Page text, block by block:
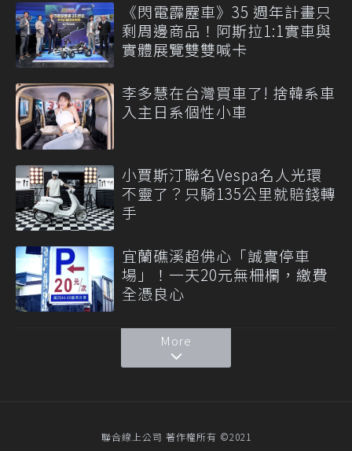
《閃電霹靂車》35 週年計畫只
剩周邊商品！阿斯拉1:1實車與
實體展覽雙雙喊卡
李多慧在台灣買車了! 捨韓系車
入主日系個性小車
小賈斯汀聯名Vespa名人光環
不靈了？只騎135公里就賠錢轉
手
宜蘭礁溪超佛心「誠實停車
場」！一天20元無柵欄，繳費
全憑良心
More
聯合線上公司 著作權所有 ©2021